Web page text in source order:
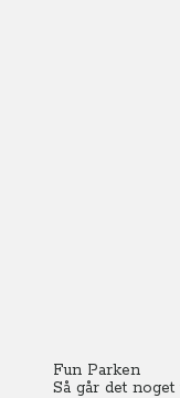
Fun Parken
Så går det